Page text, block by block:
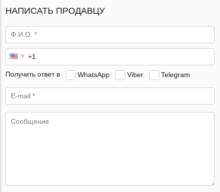
НАПИСАТЬ ПРОДАВЦУ
Получить ответ в WhatsApp Viber Telegram